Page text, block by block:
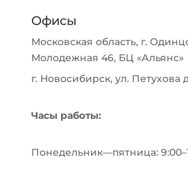
Офисы
Московская область, г.
Молодежная 46, БЦ «Альянс»
г. Новосибирск, ул. Петухова
Часы работы:
Понедельник—пятница: